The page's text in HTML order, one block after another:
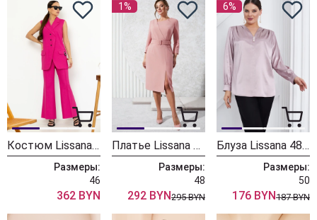
Костюм Lissana 4882
Размеры:
46
362 BYN
1%
Платье Lissana 4900
Размеры:
48
292 BYN295 BYN
6%
Блуза Lissana 4803
Размеры:
50
176 BYN187 BYN